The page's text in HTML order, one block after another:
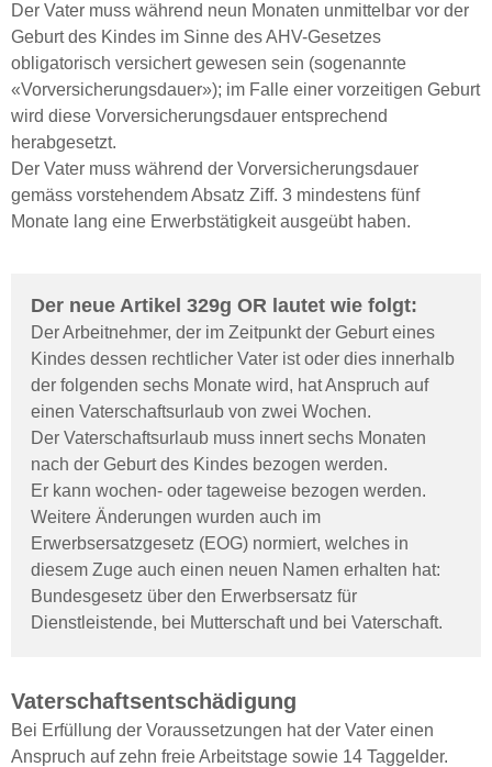
Der Vater muss während neun Monaten unmittelbar vor der
Geburt des Kindes im Sinne des AHV-Gesetzes
obligatorisch versichert gewesen sein (sogenannte
«Vorversicherungsdauer»); im Falle einer vorzeitigen Geburt
wird diese Vorversicherungsdauer entsprechend
herabgesetzt.
Der Vater muss während der Vorversicherungsdauer
gemäss vorstehendem Absatz Ziff. 3 mindestens fünf
Monate lang eine Erwerbstätigkeit ausgeübt haben.
Der neue Artikel 329g OR lautet wie folgt:
Der Arbeitnehmer, der im Zeitpunkt der Geburt eines
Kindes dessen rechtlicher Vater ist oder dies innerhalb
der folgenden sechs Monate wird, hat Anspruch auf
einen Vaterschaftsurlaub von zwei Wochen.
Der Vaterschaftsurlaub muss innert sechs Monaten
nach der Geburt des Kindes bezogen werden.
Er kann wochen- oder tageweise bezogen werden.
Weitere Änderungen wurden auch im
Erwerbsersatzgesetz (EOG) normiert, welches in
diesem Zuge auch einen neuen Namen erhalten hat:
Bundesgesetz über den Erwerbsersatz für
Dienstleistende, bei Mutterschaft und bei Vaterschaft.
Vaterschaftsentschädigung
Bei Erfüllung der Voraussetzungen hat der Vater einen
Anspruch auf zehn freie Arbeitstage sowie 14 Taggelder.